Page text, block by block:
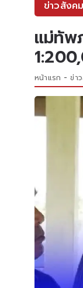
ข่าวสังคม
แม่ทัพ
หน้าแรก ข่า